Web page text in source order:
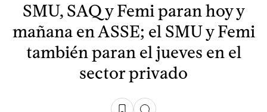
SMU, SAQ y Femi paran hoy y
mañana en ASSE; el SMU y Femi
también paran el jueves en el
sector privado